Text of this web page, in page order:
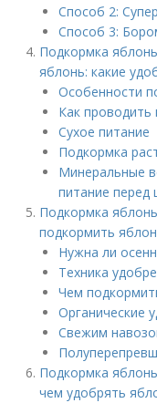
Способ 2:
Способ 3:
Подкормка
яблонь: какие
Особенности
Как проводить
Сухое питание
Подкормка
Минеральные
питание перед
Подкормка
подкормить
Нужна ли
Техника
Чем
Органические
Свежим
Подкормка
чем удобрять